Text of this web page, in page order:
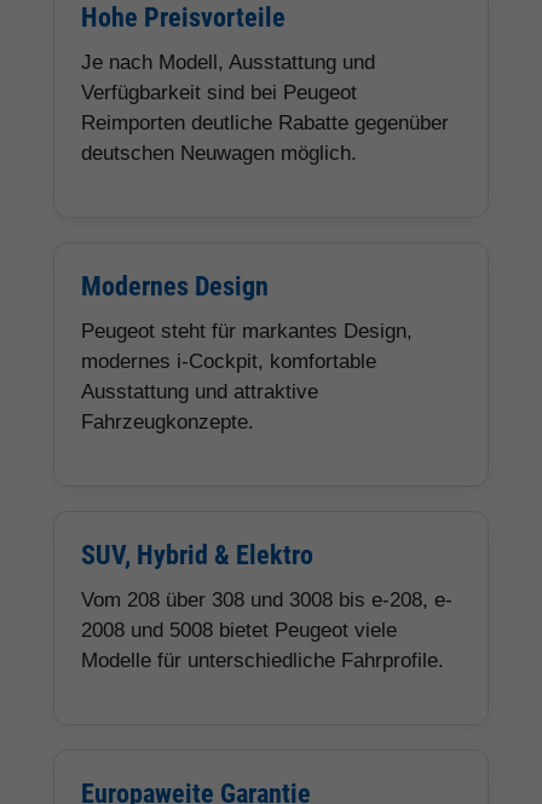
Hohe Preisvorteile
Je nach Modell, Ausstattung und
Verfügbarkeit sind bei Peugeot
Reimporten deutliche Rabatte gegenüber
deutschen Neuwagen möglich.
Modernes Design
Peugeot steht für markantes Design,
modernes i-Cockpit, komfortable
Ausstattung und attraktive
Fahrzeugkonzepte.
SUV, Hybrid & Elektro
Vom 208 über 308 und 3008 bis e-208, e-
2008 und 5008 bietet Peugeot viele
Modelle für unterschiedliche Fahrprofile.
Europaweite Garantie